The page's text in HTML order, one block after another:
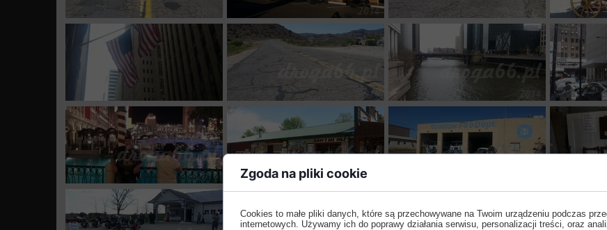
Zgoda na pliki cookie
Cookies to małe pliki danych, które są przechowywane na Twoim urządzeniu podczas
internetowych. Używamy ich do poprawy działania serwisu, personalizacji treści, oraz